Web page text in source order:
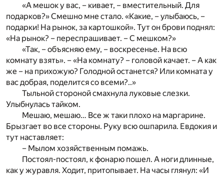
«А мешок у вас, – кивает, – вместительный. Для
подарков?» Смешно мне стало. «Какие, – улыбаюсь, –
подарки! На рынок, за картошкой». Тут он брови поднял:
«На рынок? – переспрашивает. – С мешком?»
«Так, – объясняю ему, – воскресенье. На всю
комнату взять». – «На комнату? – головой качает. – А как
же – на прихожую? Голодной останется? Или комната у
вас добрая, поделится со всеми?..»
Тыльной стороной смахнула луковые слезки.
Улыбнулась тайком.
Мешаю, мешаю… Все ж таки плохо на маргарине.
Брызгает во все стороны. Руку всю ошпарила. Евдокия и
тут наставляет:
– Мылом хозяйственным помажь.
Постоял-постоял, к фонарю пошел. А ноги длинные,
как у журавля. Ходит, притопывает. На часы глянул: «И